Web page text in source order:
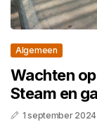
Algemeen
Wachten
Steam en
1 september 2024